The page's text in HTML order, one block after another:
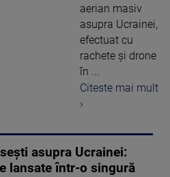
aerian masiv
asupra Ucrainei,
efectuat cu
rachete şi drone
în ...
Citeste mai mult
›
asupra Ucrainei:
lansate într-o singură